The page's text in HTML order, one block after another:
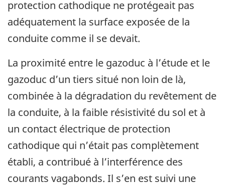
protection cathodique ne protégeait pas
adéquatement la surface exposée de la
conduite comme il se devait.
La proximité entre le gazoduc à l’étude et le
gazoduc d’un tiers situé non loin de là,
combinée à la dégradation du revêtement de
la conduite, à la faible résistivité du sol et à
un contact électrique de protection
cathodique qui n’était pas complètement
établi, a contribué à l’interférence des
courants vagabonds. Il s’en est suivi une